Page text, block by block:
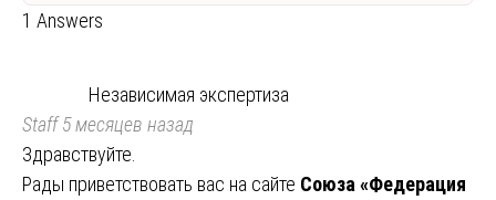
1 Answers
Независимая экспертиза
Staff5 месяцев назад
Здравствуйте.
Рады приветствовать вас на сайте Союза «Федерация